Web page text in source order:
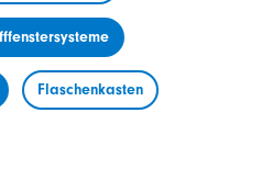
Flaschenkasten